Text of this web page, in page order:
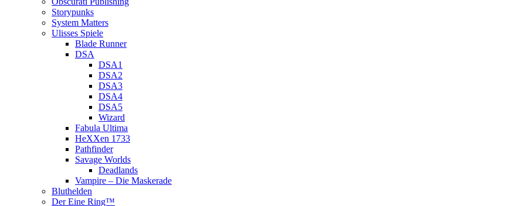
Storypunks
System Matters
Ulisses Spiele
Blade Runner
DSA
DSA1
DSA2
DSA3
DSA4
DSA5
Wizard
Fabula Ultima
HeXXen 1733
Pathfinder
Savage Worlds
Deadlands
Vampire – Die Maskerade
Bluthelden
Der Eine Ring™